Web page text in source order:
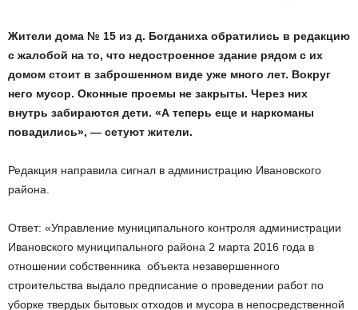
Жители дома № 15 из д. Богданиха обратились в редакцию
с жалобой на то, что недостроенное здание рядом с их
домом стоит в заброшенном виде уже много лет. Вокруг
него мусор. Оконные проемы не закрыты. Через них
внутрь забираются дети. «А теперь еще и наркоманы
повадились», — сетуют жители.
Редакция направила сигнал в администрацию Ивановского
района.
Ответ: «Управление муниципального контроля администрации
Ивановского муниципального района 2 марта 2016 года в
отношении собственника объекта незавершенного
строительства выдало предписание о проведении работ по
уборке твердых бытовых отходов и мусора в непосредственной